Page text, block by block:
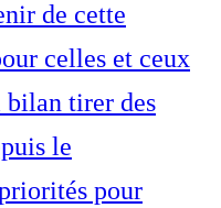
de cette
celles et ceux
bilan tirer des
le
pour